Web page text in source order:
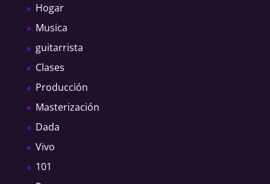
Hogar
Musica
guitarrista
Clases
Producción
Masterización
Dada
Vivo
101